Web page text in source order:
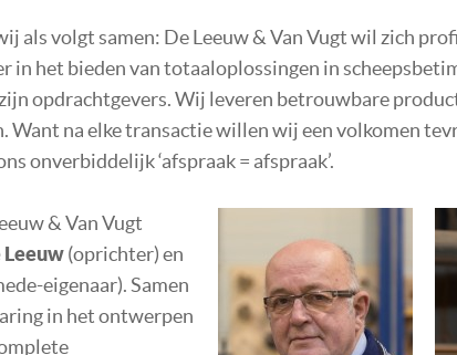
als volgt samen: De Leeuw & Van Vugt wil zich
in het bieden van totaaloplossingen in
opdrachtgevers. Wij leveren betrouwbare
Want na elke transactie willen wij een volkomen
onverbiddelijk ‘afspraak = afspraak’.
& Van Vugt
Leeuw(oprichter) en
eigenaar). Samen
in het ontwerpen